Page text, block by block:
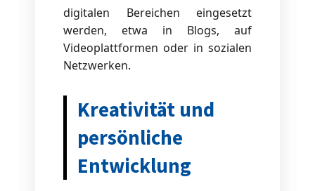
digitalen Bereichen eingesetzt
werden, etwa in Blogs, auf
Videoplattformen oder in sozialen
Netzwerken.
Kreativität und
persönliche
Entwicklung